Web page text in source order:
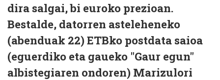
dira salgai, bi euroko prezioan.
Bestalde, datorren asteleheneko
(abenduak 22) ETBko postdata saioa
(eguerdiko eta gaueko "Gaur egun"
albistegiaren ondoren) Marizulori